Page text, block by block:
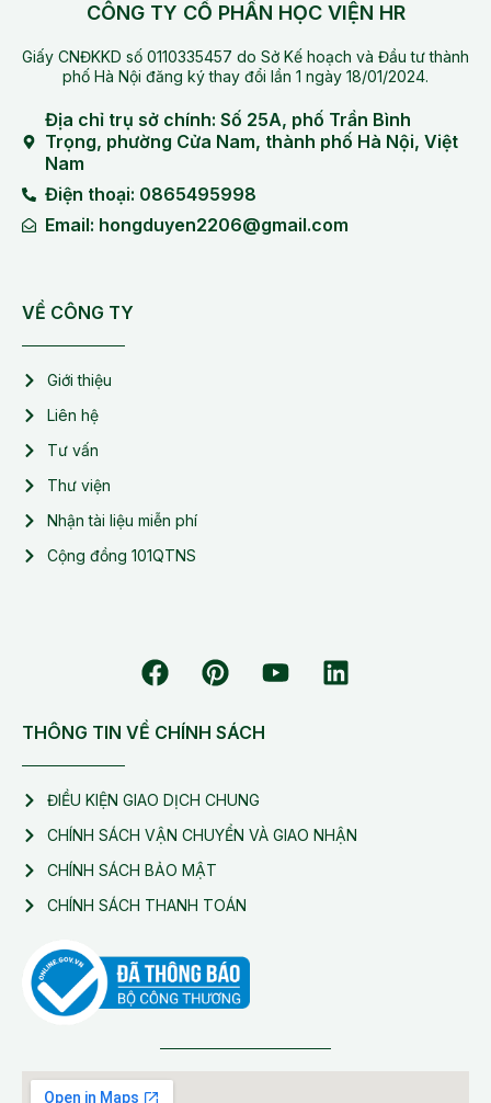
CÔNG TY CỔ PHẦN HỌC VIỆN HR
Giấy CNĐKKD số 0110335457 do Sở Kế hoạch và Đầu tư thành
phố Hà Nội đăng ký thay đổi lần 1 ngày 18/01/2024.
Địa chỉ trụ sở chính: Số 25A, phố Trần Bình
Trọng, phường Cửa Nam, thành phố Hà Nội, Việt
Nam
Điện thoại: 0865495998
Email: hongduyen2206@gmail.com
VỀ CÔNG TY
Giới thiệu
Liên hệ
Tư vấn
Thư viện
Nhận tài liệu miễn phí
Cộng đồng 101QTNS
THÔNG TIN VỀ CHÍNH SÁCH
ĐIỀU KIỆN GIAO DỊCH CHUNG
CHÍNH SÁCH VẬN CHUYỂN VÀ GIAO NHẬN
CHÍNH SÁCH BẢO MẬT
CHÍNH SÁCH THANH TOÁN